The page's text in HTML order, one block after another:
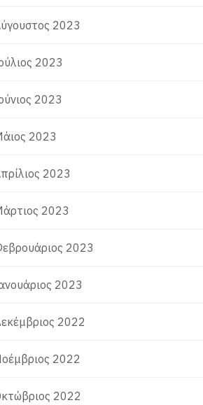
2023
2023
2023
2023
2023
2023
2023
2023
2022
2022
2022